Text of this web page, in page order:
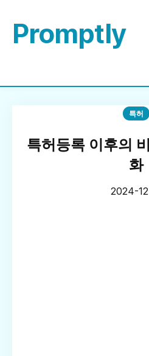
Promptly
특허
특허등록 이후의
화
2024-